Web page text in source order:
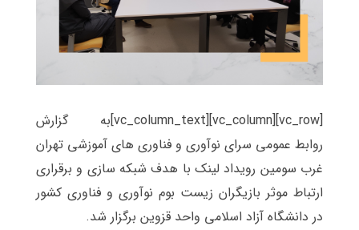
[vc_row][vc_column][vc_column_text]به گزارش
روابط عمومی سرای نوآوری و فناوری های آموزشی تهران
غرب سومین رویداد لینک با هدف شبکه سازی و برقراری
ارتباط موثر بازیگران زیست بوم نوآوری و فناوری کشور
در دانشگاه آزاد اسلامی واحد قزوین برگزار شد.